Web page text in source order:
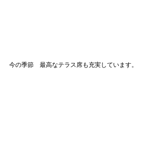
今の季節　最高なテラス席も充実しています。